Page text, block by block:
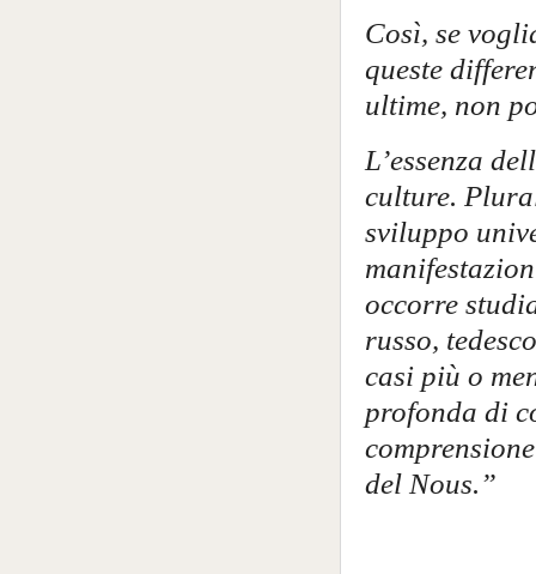
Così, se
queste
ultime, non
L’essenza
culture.
sviluppo
occorre
russo,
casi più o
profonda di
del Nous.”